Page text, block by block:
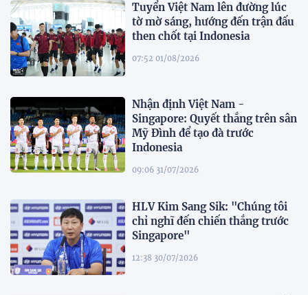
Tuyển Việt Nam lên đường lúc
tờ mờ sáng, hướng đến trận đấu
then chốt tại Indonesia
07:52 01/08/2026
Nhận định Việt Nam -
Singapore: Quyết thắng trên sân
Mỹ Đình để tạo đà trước
Indonesia
09:06 31/07/2026
HLV Kim Sang Sik: "Chúng tôi
chỉ nghĩ đến chiến thắng trước
Singapore"
12:38 30/07/2026